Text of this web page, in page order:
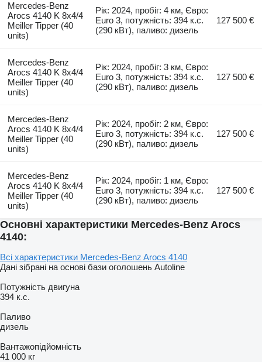
Mercedes-Benz
Arocs 4140 K 8x4/4
Meiller Tipper (40
units)
Рік: 2024, пробіг: 4 км, Євро:
Euro 3, потужність: 394 к.с.
(290 кВт), паливо: дизель
127 500 €
Mercedes-Benz
Arocs 4140 K 8x4/4
Meiller Tipper (40
units)
Рік: 2024, пробіг: 3 км, Євро:
Euro 3, потужність: 394 к.с.
(290 кВт), паливо: дизель
127 500 €
Mercedes-Benz
Arocs 4140 K 8x4/4
Meiller Tipper (40
units)
Рік: 2024, пробіг: 2 км, Євро:
Euro 3, потужність: 394 к.с.
(290 кВт), паливо: дизель
127 500 €
Mercedes-Benz
Arocs 4140 K 8x4/4
Meiller Tipper (40
units)
Рік: 2024, пробіг: 1 км, Євро:
Euro 3, потужність: 394 к.с.
(290 кВт), паливо: дизель
127 500 €
Основні характеристики Mercedes-Benz Arocs
4140:
Всі характеристики Mercedes-Benz Arocs 4140
Дані зібрані на основі бази оголошень Autoline
Потужність двигуна
394 к.с.
Паливо
дизель
Вантажопідйомність
41 000 кг